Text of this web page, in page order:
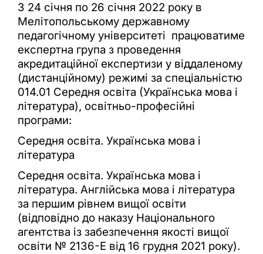
З 24 січня по 26 січня 2022 року в
Мелітопольському державному
педагогічному університеті працюватиме
експертна група з проведення
акредитаційної експертизи у віддаленому
(дистанційному) режимі за спеціальністю
014.01 Середня освіта (Українська мова і
література), освітньо-професійні
програми:
Середня освіта. Українська мова і
література
Середня освіта. Українська мова і
література. Англійська мова і література
за першим рівнем вищої освіти
(відповідно до наказу Національного
агентства із забезпечення якості вищої
освіти № 2136-Е від 16 грудня 2021 року).